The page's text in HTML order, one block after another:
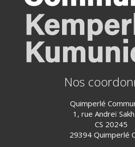
Nos
Quimperlé
1, rue Andreï
CS 20245
29394 Quimperlé